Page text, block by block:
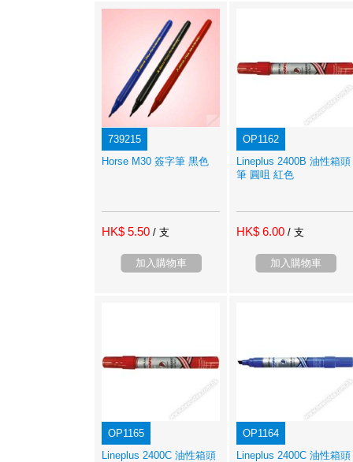
739215
Horse M30 簽字筆 黑色
HK$ 5.50 / 支
加入購物車
OP1162
Lineplus 2400B 油性箱頭
筆 圓咀 紅色
HK$ 6.00 / 支
加入購物車
OP1165
Lineplus 2400C 油性箱頭
OP1164
Lineplus 2400C 油性箱頭